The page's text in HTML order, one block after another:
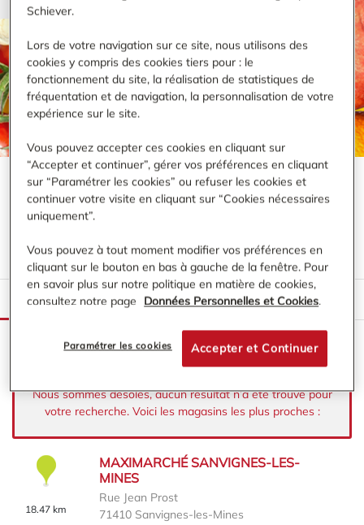
RECHERCHER
Affiner ma recherche
VOTRE MAGASIN MAXIMARCHÉ À
PROXIMITÉ DE :
LISTE CARTE
Nous sommes désolés, aucun résultat n’a été trouvé pour
votre recherche. Voici les magasins les plus proches :
18.47 km
MAXIMARCHÉ SANVIGNES-LES-
MINES
Rue Jean Prost
71410 Sanvignes-les-Mines
Schiever.
Lors de votre navigation sur ce site, nous utilisons des
cookies y compris des cookies tiers pour : le
fonctionnement du site, la réalisation de statistiques de
fréquentation et de navigation, la personnalisation de votre
expérience sur le site.
Vous pouvez accepter ces cookies en cliquant sur
“Accepter et continuer”, gérer vos préférences en cliquant
sur “Paramétrer les cookies” ou refuser les cookies et
continuer votre visite en cliquant sur “Cookies nécessaires
uniquement”.
Vous pouvez à tout moment modifier vos préférences en
cliquant sur le bouton en bas à gauche de la fenêtre. Pour
en savoir plus sur notre politique en matière de cookies,
consultez notre page
Données Personnelles et Cookies.
Accepter et Continuer
Paramétrer les cookies